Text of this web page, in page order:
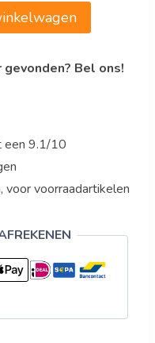
Bel ons!
een 9.1/10
voorraadartikelen